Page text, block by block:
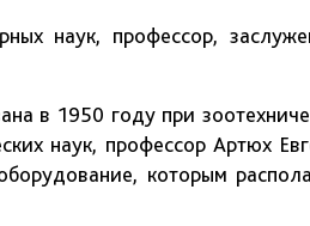
наук, профессор,
в 1950 году при
наук, профессор Артюх
которым